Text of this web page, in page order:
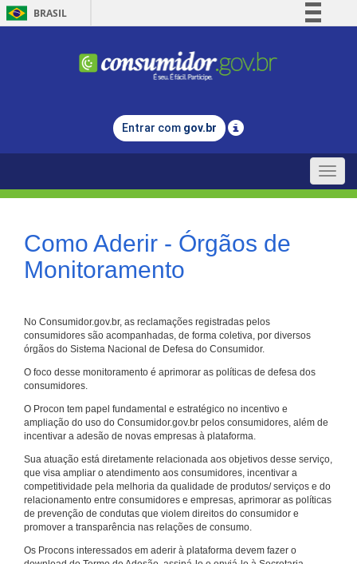
BRASIL
Comunica BR
Legislação
Entrar com gov.br
Toggle
Como Aderir - Órgãos de
Monitoramento
No Consumidor.gov.br, as reclamações registradas pelos
consumidores são acompanhadas, de forma coletiva, por diversos
órgãos do Sistema Nacional de Defesa do Consumidor.
O foco desse monitoramento é aprimorar as políticas de defesa dos
consumidores.
O Procon tem papel fundamental e estratégico no incentivo e
ampliação do uso do Consumidor.gov.br pelos consumidores, além de
incentivar a adesão de novas empresas à plataforma.
Sua atuação está diretamente relacionada aos objetivos desse serviço,
que visa ampliar o atendimento aos consumidores, incentivar a
competitividade pela melhoria da qualidade de produtos/ serviços e do
relacionamento entre consumidores e empresas, aprimorar as políticas
de prevenção de condutas que violem direitos do consumidor e
promover a transparência nas relações de consumo.
Os Procons interessados em aderir à plataforma devem fazer o